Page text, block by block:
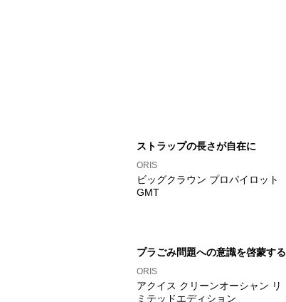
ストラップの長さが自在に
ORIS
ビッグクラウン プロパイロット
GMT
プラごみ問題への意識を啓蒙する
ORIS
アクイス クリーンオーシャン リ
ミテッドエディション